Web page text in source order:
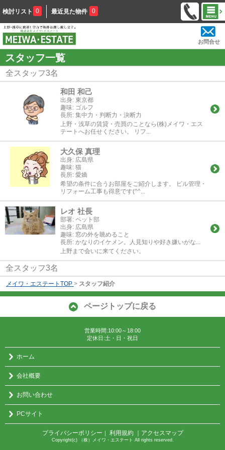
検討リスト 0 最近見た物件 0
お問合せ
スタッフ一覧
全スタッフ3名
和田 和己
出身: 東京都
趣味: ゴルフ
長所: 集中力・判断力・決断力
上野・浅草の賃貸・売買のことなら(株)メイワ・エス
テートへお任せください。 リフ...
大久保 真理
出身: 広島県
趣味: 猫
長所: 愛嬌
希望の条件に合うお部屋をご紹介します。 ビル管理・
リフォーム工事も得意です(^^...
レオ 社長
部署: ペット部
出身: 広島県
趣味: 窓の外を眺めること
長所: かなりのイケメン。人見知りや好き嫌いがな...
上野まで会いに来てください。
全スタッフ3名
メイワ・エステートTOP > スタッフ紹介
ページトップに戻る
営業時間:10:00～18:00
定休日:土・日・祝日
ホーム
会社概要
お問い合わせ
PCサイト
プライバシーポリシー ｜ 利用規約 ｜アクセスマップ
Copyright(c) （株）メイワ・エステート All rights reserved.